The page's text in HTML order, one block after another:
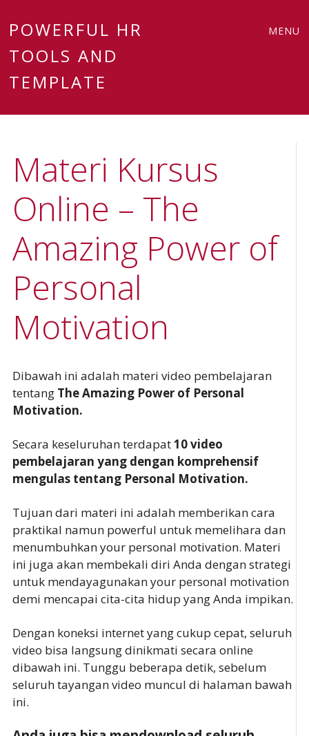
POWERFUL HR
TOOLS AND
TEMPLATE
MENU
Materi Kursus
Online – The
Amazing Power of
Personal
Motivation
Dibawah ini adalah materi video pembelajaran
tentang The Amazing Power of Personal
Motivation.
Secara keseluruhan terdapat10 video
pembelajaran yang dengan komprehensif
mengulas tentang Personal Motivation.
Tujuan dari materi ini adalah memberikan cara
praktikal namun powerful untuk memelihara dan
menumbuhkan your personal motivation. Materi
ini juga akan membekali diri Anda dengan strategi
untuk mendayagunakan your personal motivation
demi mencapai cita-cita hidup yang Anda impikan.
Dengan koneksi internet yang cukup cepat, seluruh
video bisa langsung dinikmati secara online
dibawah ini. Tunggu beberapa detik, sebelum
seluruh tayangan video muncul di halaman bawah
ini.